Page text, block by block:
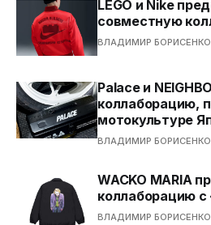
LEGO и Nike
совместную
ВЛАДИМИР
Palace и
коллаборацию,
мотокультуре
ВЛАДИМИР
WACKO MARIA
коллаборацию
ВЛАДИМИР